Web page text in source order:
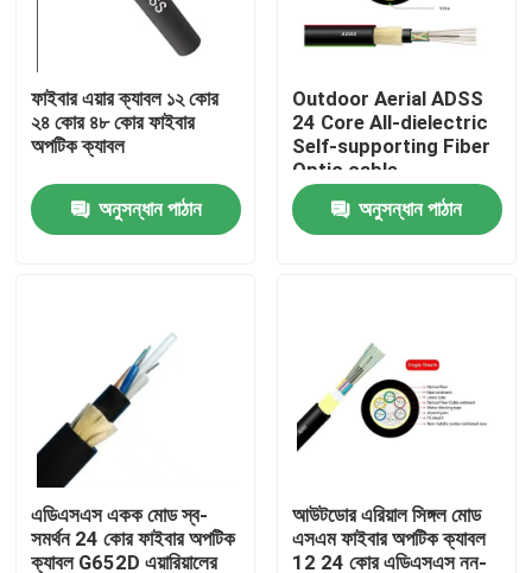
কারখানা ভ্রমণ
মান নিয়ন্ত্রণ
উদ্ধৃতির জন্য আবেদন
বহিরঙ্গন ফাইবার অপটিক কেবল
ইন্ডোর ফাইবার অপটিক কেবল
ফাইবার অপটিক তারের
ফাইবার এয়ার ক্যাবল ১২ কোর
২৪ কোর ৪৮ কোর ফাইবার
অপটিক ক্যাবল
অনুসন্ধান পাঠান
Outdoor Aerial ADSS
24 Core All-dielectric
Self-supporting Fiber
Optic cable
অনুসন্ধান পাঠান
এডিএসএস একক মোড স্ব-
সমর্থন 24 কোর ফাইবার অপটিক
ক্যাবল G652D এয়ারিয়ালের
আউটডোর এরিয়াল সিঙ্গল মোড
এসএম ফাইবার অপটিক ক্যাবল
12 24 কোর এডিএসএস নন-